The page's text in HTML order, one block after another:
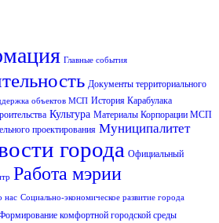
Главные события
Документы территориального
объектов МСП История Карабулака
Культура Материалы Корпорации МСП
проектирования Муниципалитет
города Официальный
Работа мэрии
нас Социально-экономическое развитие города
комфортной городской среды